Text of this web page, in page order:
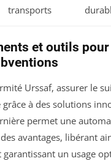
transports
et outils pour
Urssaf, assurer le
à des solutions
permet une
avantages, libérant
un usage